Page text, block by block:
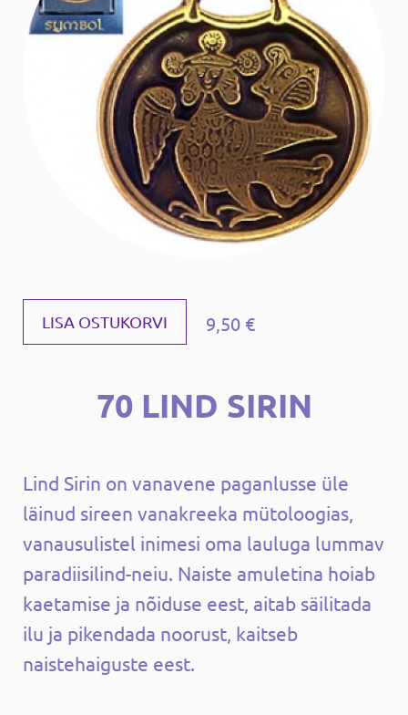
LISA OSTUKORVI 9,50 €
70 LIND SIRIN
Lind Sirin on vanavene paganlusse üle
läinud sireen vanakreeka mütoloogias,
vanausulistel inimesi oma lauluga lummav
paradiisilind-neiu. Naiste amuletina hoiab
kaetamise ja nõiduse eest, aitab säilitada
ilu ja pikendada noorust, kaitseb
naistehaiguste eest.